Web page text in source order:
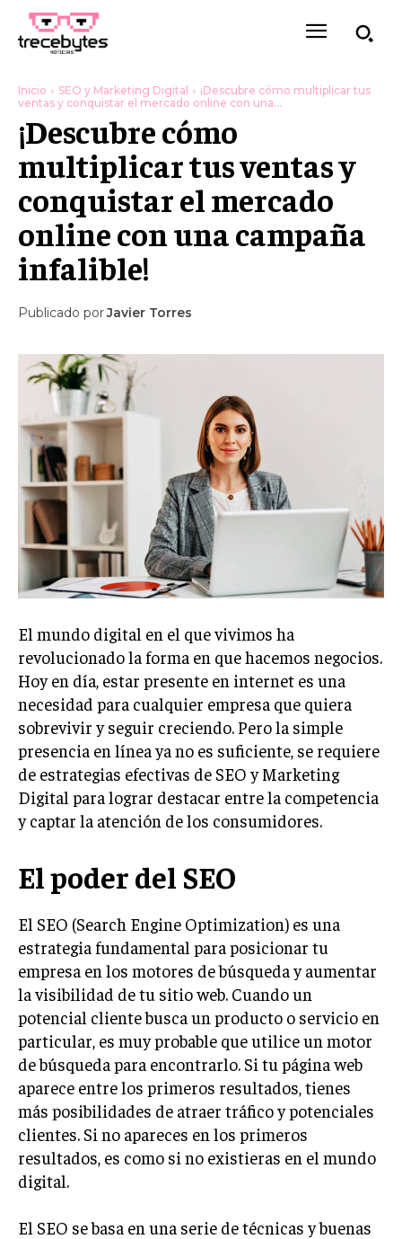
Inicio SEO y Marketing Digital
¡Descubre cómo multiplicar tus
ventas y conquistar el mercado online con una...
¡Descubre cómo
multiplicar tus ventas y
conquistar el mercado
online con una campaña
infalible!
Publicado porJavier Torres
El mundo digital en el que vivimos ha
revolucionado la forma en que hacemos negocios.
Hoy en día, estar presente en internet es una
necesidad para cualquier empresa que quiera
sobrevivir y seguir creciendo. Pero la simple
presencia en línea ya no es suficiente, se requiere
de estrategias efectivas de SEO y Marketing
Digital para lograr destacar entre la competencia
y captar la atención de los consumidores.
El poder del SEO
El SEO (Search Engine Optimization) es una
estrategia fundamental para posicionar tu
empresa en los motores de búsqueda y aumentar
la visibilidad de tu sitio web. Cuando un
potencial cliente busca un producto o servicio en
particular, es muy probable que utilice un motor
de búsqueda para encontrarlo. Si tu página web
aparece entre los primeros resultados, tienes
más posibilidades de atraer tráfico y potenciales
clientes. Si no apareces en los primeros
resultados, es como si no existieras en el mundo
digital.
El SEO se basa en una serie de técnicas y buenas